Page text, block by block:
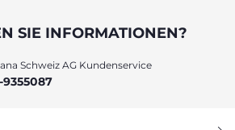
SIE INFORMATIONEN?
Schweiz AG Kundenservice
9355087